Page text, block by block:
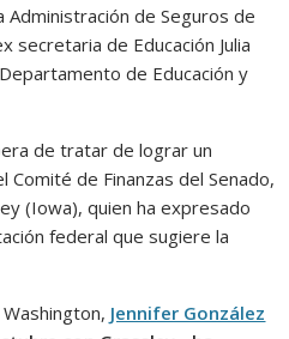
de Seguros de
secretaria de Educación Julia
de Educación y
de tratar de lograr un
de Finanzas del Senado,
(Iowa), quien ha expresado
federal que sugiere la
Jennifer González